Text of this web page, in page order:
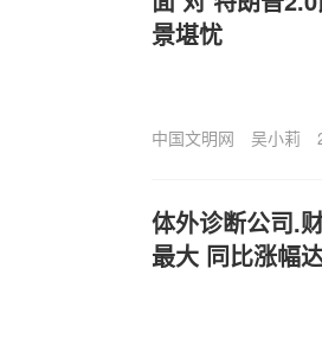
景堪忧
中国文明网 吴小莉
体外诊断公司.
最大 同比涨幅